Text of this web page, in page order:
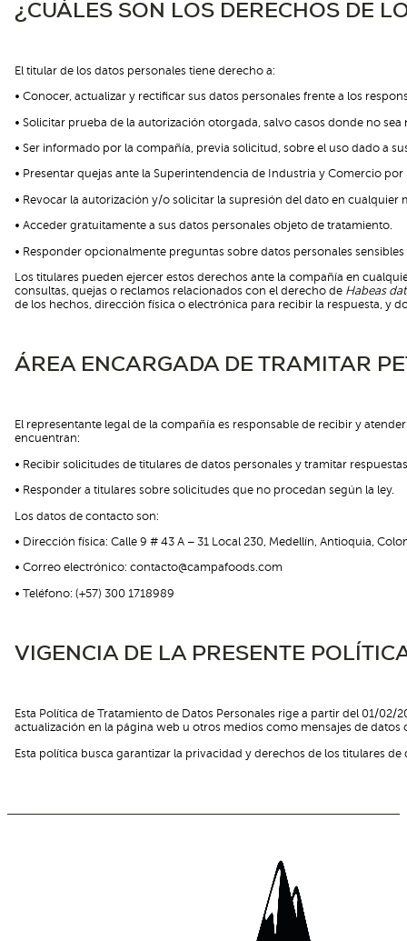
¿CUÁLES SON LOS DERECHOS DE
El titular de los datos personales tiene derecho a:
• Conocer, actualizar y rectificar sus datos personales frente a los
• Solicitar prueba de la autorización otorgada, salvo casos donde no sea
• Ser informado por la compañía, previa solicitud, sobre el uso dado a
• Presentar quejas ante la Superintendencia de Industria y Comercio
• Revocar la autorización y/o solicitar la supresión del dato en
• Acceder gratuitamente a sus datos personales objeto de tratamiento.
• Responder opcionalmente preguntas sobre datos personales
Los titulares pueden ejercer estos derechos ante la compañía en
consultas, quejas o reclamos relacionados con el derecho de Habeas
de los hechos, dirección física o electrónica para recibir la respuesta, y
ÁREA ENCARGADA DE TRAMITAR
El representante legal de la compañía es responsable de recibir y
encuentran:
• Recibir solicitudes de titulares de datos personales y tramitar
• Responder a titulares sobre solicitudes que no procedan según la ley.
Los datos de contacto son:
• Dirección física: Calle 9 # 43 A – 31 Local 230, Medellín, Antioquia,
• Correo electrónico: contacto@campafoods.com
• Teléfono: (+57) 300 1718989
VIGENCIA DE LA PRESENTE
Esta Política de Tratamiento de Datos Personales rige a partir del 01/
actualización en la página web u otros medios como mensajes de datos
Esta política busca garantizar la privacidad y derechos de los titulares